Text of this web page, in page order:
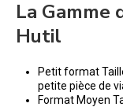
La Gamme
Hutil
Petit format
petite pièce de
Format Moyen